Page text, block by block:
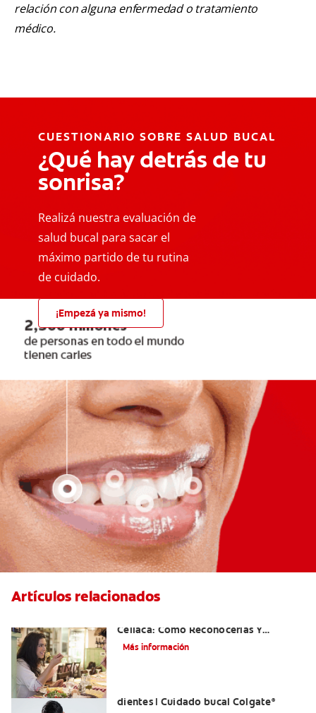
relación con alguna enfermedad o tratamiento
médico.
CUESTIONARIO SOBRE SALUD BUCAL
¿Qué hay detrás de tu
sonrisa?
Realizá nuestra evaluación de
salud bucal para sacar el
máximo partido de tu rutina
de cuidado.
¡Empezá ya mismo!
Artículos relacionados
Celíaca: Cómo Reconocerlas Y
Tratarlas
Más información
dientes | Cuidado bucal Colgate®